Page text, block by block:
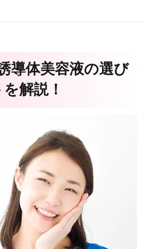
導体美容液の選び
解説！